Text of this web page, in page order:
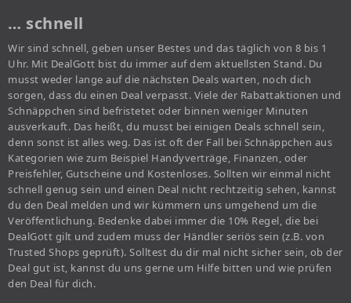
… schnell
Wir sind schnell, geben unser Bestes und das täglich von 8 bis 1
Uhr. Mit DealGott bist du immer auf dem aktuellsten Stand. Du
musst weder lange auf die nächsten Deals warten, noch dich
sorgen, dass du einen Deal verpasst. Viele der Rabattaktionen und
Schnäppchen sind befristetet oder binnen weniger Minuten
ausverkauft. Das heißt, du musst bei einigen Deals schnell sein,
denn sonst ist alles weg. Das ist oft der Fall bei Schnäppchen aus
Kategorien wie zum Beispiel Handyverträge, Finanzen, oder
Preisfehler, Gutscheine und Kostenloses. Sollten wir einmal nicht
schnell genug sein und einen Deal nicht rechtzeitig sehen, kannst
du den Deal melden und wir kümmern uns umgehend um die
Veröffentlichung. Bedenke dabei immer die 10% Regel, die bei
DealGott gilt und zudem muss der Händler seriös sein (z.B. von
Trusted Shops geprüft). Solltest du dir mal nicht sicher sein, ob der
Deal gut ist, kannst du uns gerne um Hilfe bitten und wie prüfen
den Deal für dich.